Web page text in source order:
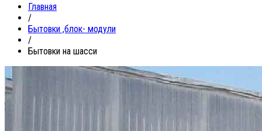
Главная
/
Бытовки ,блок- модули
/
Бытовки на шасси